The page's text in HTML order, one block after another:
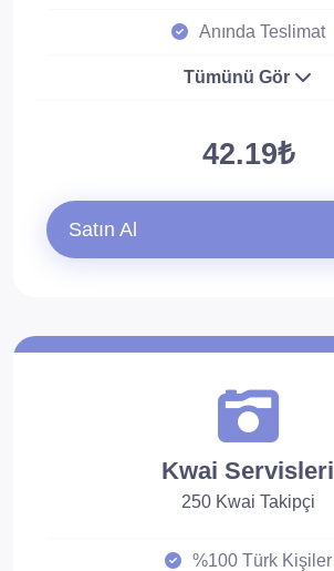
Anında Teslimat
Tümünü Gör
42.19₺
Satın Al
Kwai Servisleri
250 Kwai Takipçi
%100 Türk Kişiler